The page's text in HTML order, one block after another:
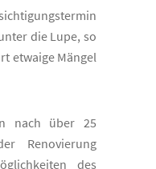
die Lupe, so
etwaige Mängel
nach über 25
Renovierung
des